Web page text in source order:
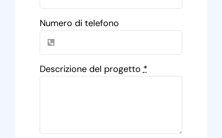
Numero di telefono
Descrizione del progetto*